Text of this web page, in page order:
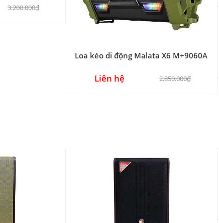
3.200.000₫
Loa kéo di động Malata X6 M+9060A
Liên hệ 2.850.000₫